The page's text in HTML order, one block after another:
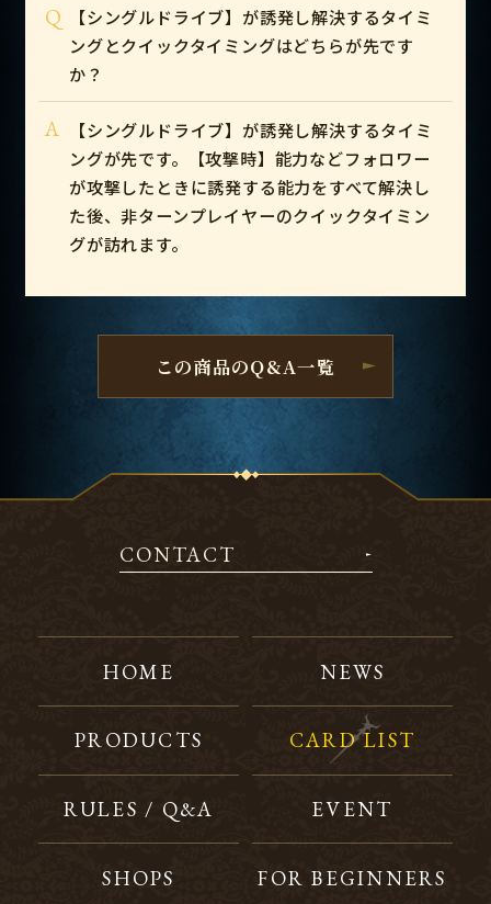
Q
【シングルドライブ】が誘発し解決するタイミ
ングとクイックタイミングはどちらが先です
か？
A
【シングルドライブ】が誘発し解決するタイミ
ングが先です。【攻撃時】能力などフォロワー
が攻撃したときに誘発する能力をすべて解決し
た後、非ターンプレイヤーのクイックタイミン
グが訪れます。
この商品のQ&A一覧
CONTACT
HOME NEWS
PRODUCTS CARD LIST
RULES / Q&A EVENT
SHOPS FOR BEGINNERS